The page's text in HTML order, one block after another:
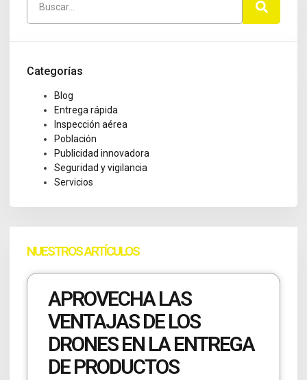
Categorías
Blog
Entrega rápida
Inspección aérea
Población
Publicidad innovadora
Seguridad y vigilancia
Servicios
NUESTROS ARTÍCULOS
APROVECHA LAS
VENTAJAS DE LOS
DRONES EN LA ENTREGA
DE PRODUCTOS